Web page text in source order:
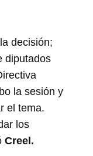
decisión;
diputados
la sesión y
el tema.
los
Creel.